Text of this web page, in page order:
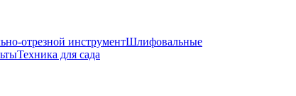
отрезной инструментШлифовальные
Техника для сада